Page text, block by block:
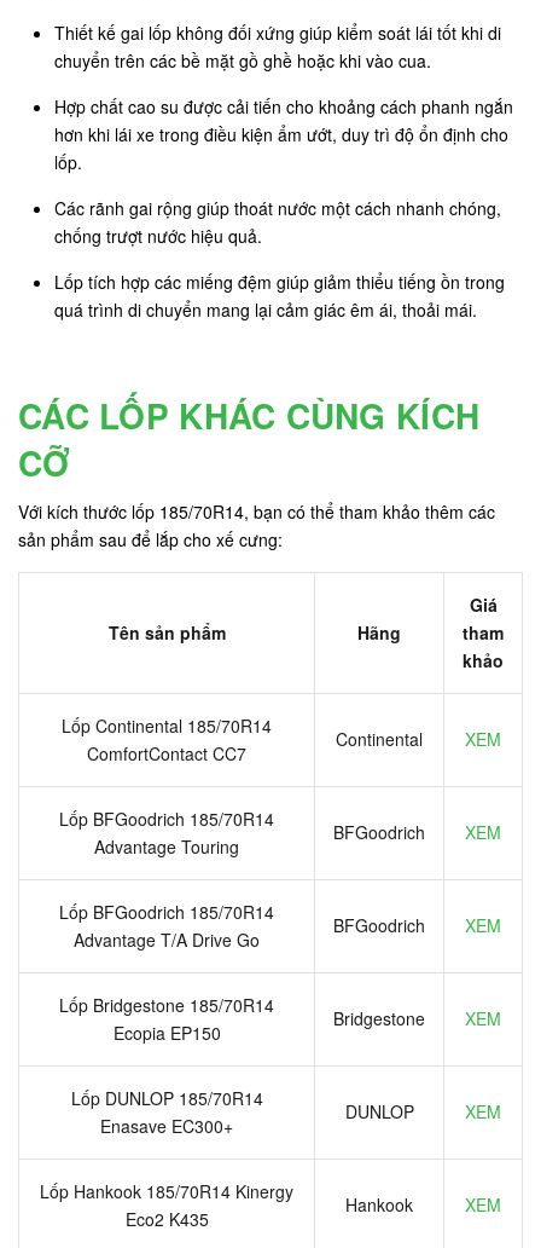
Thiết kế gai lốp không đối xứng giúp kiểm soát lái tốt khi di
chuyển trên các bề mặt gồ ghề hoặc khi vào cua.
Hợp chất cao su được cải tiến cho khoảng cách phanh ngắn
hơn khi lái xe trong điều kiện ẩm ướt, duy trì độ ổn định cho
lốp.
Các rãnh gai rộng giúp thoát nước một cách nhanh chóng,
chống trượt nước hiệu quả.
Lốp tích hợp các miếng đệm giúp giảm thiểu tiếng ồn trong
quá trình di chuyển mang lại cảm giác êm ái, thoải mái.
CÁC LỐP KHÁC CÙNG KÍCH
CỠ
Với kích thước lốp 185/70R14, bạn có thể tham khảo thêm các
sản phẩm sau để lắp cho xế cưng:
Tên sản phẩm Hãng
Giá
tham
khảo
Lốp Continental 185/70R14
ComfortContact CC7
Continental XEM
Lốp BFGoodrich 185/70R14
Advantage Touring
BFGoodrich XEM
Lốp BFGoodrich 185/70R14
Advantage T/A Drive Go
BFGoodrich XEM
Lốp Bridgestone 185/70R14
Ecopia EP150
Bridgestone XEM
Lốp DUNLOP 185/70R14
Enasave EC300+
DUNLOP XEM
Lốp Hankook 185/70R14 Kinergy
Eco2 K435
Hankook XEM